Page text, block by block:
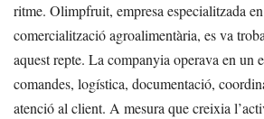
ritme. Olimpfruit, empresa especialitzada
comercialització agroalimentària, es va
aquest repte. La companyia operava en un
comandes, logística, documentació,
atenció al client. A mesura que creixia